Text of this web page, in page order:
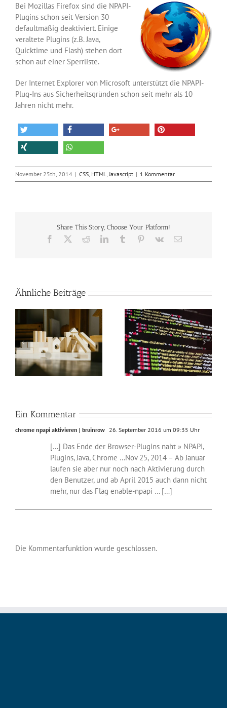
Bei Mozillas Firefox sind die NPAPI-
Plugins schon seit Version 30
defaultmäßig deaktiviert. Einige
veraltete Plugins (z.B. Java,
Quicktime und Flash) stehen dort
schon auf einer Sperrliste.
Der Internet Explorer von Microsoft unterstützt die NPAPI-
Plug-Ins aus Sicherheitsgründen schon seit mehr als 10
Jahren nicht mehr.
November 25th, 2014 | CSS HTML Javascript | 1 Kommentar
Share This Story, Choose Your Platform!
Facebook RedditLinkedInTumblr Pinterest
Vk
E-
Ähnliche Beiträge
Russische Fachkräfte
unerwünscht
Neue Version des
Sound-Tools Peaks.js
Ein Kommentar
chrome npapi aktivieren | bruinrow 26. September 2016 um 09:35 Uhr
[…] Das Ende der Browser-Plugins naht » NPAPI,
Plugins, Java, Chrome …Nov 25, 2014 – Ab Januar
laufen sie aber nur noch nach Aktivierung durch
den Benutzer, und ab April 2015 auch dann nicht
mehr, nur das Flag enable-npapi … […]
Die Kommentarfunktion wurde geschlossen.